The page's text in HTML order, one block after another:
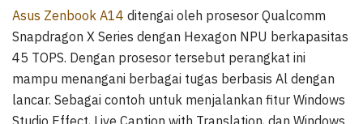
Asus Zenbook A14 ditengai oleh prosesor Qualcomm
Snapdragon X Series dengan Hexagon NPU berkapasitas
45 TOPS. Dengan prosesor tersebut perangkat ini
mampu menangani berbagai tugas berbasis Al dengan
lancar. Sebagai contoh untuk menjalankan fitur Windows
Studio Effect, Live Caption with Translation, dan Windows